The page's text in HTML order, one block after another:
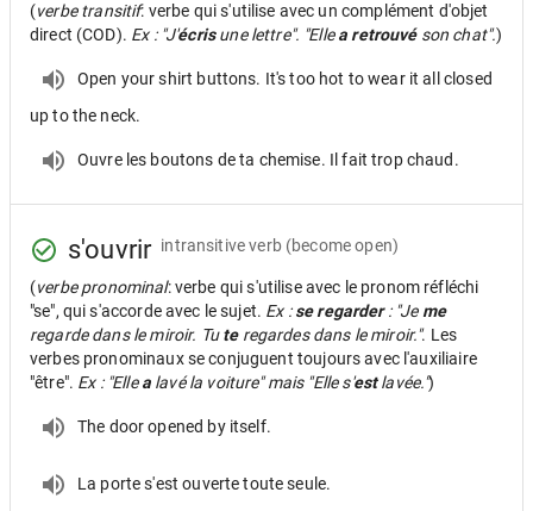
(verbe transitif: verbe qui s'utilise avec un complément d'objet
direct (COD). Ex : "J'écrisune lettre". "Ellea retrouvéson chat".)
Open your shirt buttons. It's too hot to wear it all closed
up to the neck.
Ouvre les boutons de ta chemise. Il fait trop chaud.
s'ouvrir intransitive verb (become open)
(verbe pronominal: verbe qui s'utilise avec le pronom réfléchi
"se", qui s'accorde avec le sujet. Ex :se regarder: "Je me
regarde dans le miroir. Tuteregardes dans le miroir.". Les
verbes pronominaux se conjuguent toujours avec l'auxiliaire
"être". Ex : "Ellea lavé la voiture" mais "Elle s'estlavée.")
The door opened by itself.
La porte s'est ouverte toute seule.